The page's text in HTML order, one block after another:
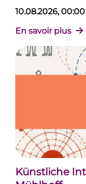
10.08.2026,
En savoir plus
Künstliche